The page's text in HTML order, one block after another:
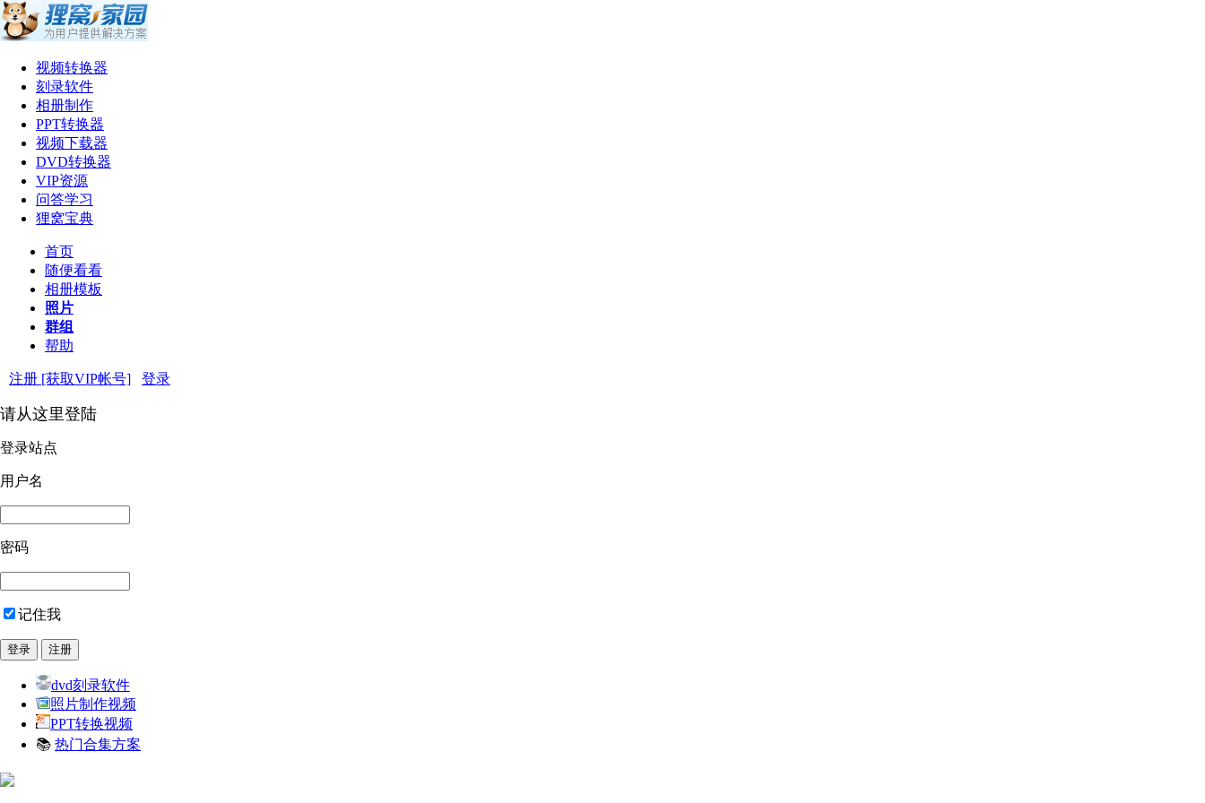
视频转换器
刻录软件
相册制作
PPT转换器
视频下载器
DVD转换器
VIP资源
问答学习
狸窝宝典
首页
随便看看
相册模板
照片
群组
帮助
注册 [获取VIP帐号] 登录
请从这里登陆
登录站点
用户名
密码
记住我
dvd刻录软件
照片制作视频
PPT转换视频
📚 热门合集方案